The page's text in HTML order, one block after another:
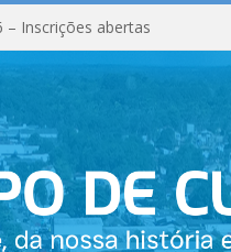
– Inscrições abertas